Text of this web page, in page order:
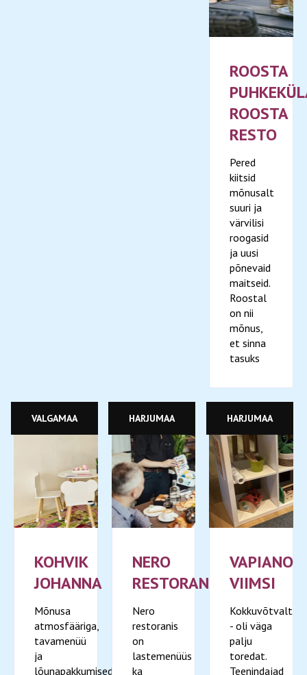
ROOSTA
ROOSTA
RESTO
Pered
kiitsid
mõnusalt
suuri ja
värvilisi
roogasid
ja uusi
põnevaid
maitseid.
Roostal
on nii
mõnus,
et sinna
tasuks
VALGAMAA
KOHVIK
JOHANNA
Mõnusa
atmosfääriga,
tavamenüü
ja
lõunapakkumised
HARJUMAA
NERO
RESTORAN
Nero
restoranis
on
lastemenüüs
ka
HARJUMAA
VAPIANO
VIIMSI
Kokkuvõtvalt
- oli väga
palju
toredat.
Teenindajad